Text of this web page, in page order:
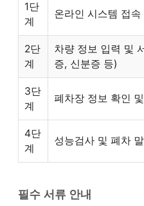
1단
계
온라인 시스템 접
2단
계
차량 정보 입력 및
증, 신분증 등)
3단
계
폐차장 정보 확인
4단
계
성능검사 및 폐차
필수 서류 안내